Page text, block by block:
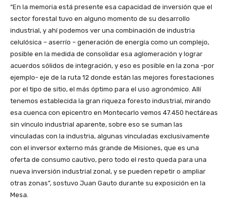
“En la memoria está presente esa capacidad de inversión que el
sector forestal tuvo en alguno momento de su desarrollo
industrial, y ahí podemos ver una combinación de industria
celulósica – aserrío – generación de energía como un complejo,
posible en la medida de consolidar esa aglomeración y lograr
acuerdos sólidos de integración, y eso es posible en la zona -por
ejemplo- eje de la ruta 12 donde están las mejores forestaciones
por el tipo de sitio, el más óptimo para el uso agronómico. Allí
tenemos establecida la gran riqueza foresto industrial, mirando
esa cuenca con epicentro en Montecarlo vemos 47.450 hectáreas
sin vínculo industrial aparente, sobre eso se suman las
vinculadas con la industria, algunas vinculadas exclusivamente
con el inversor externo más grande de Misiones, que es una
oferta de consumo cautivo, pero todo el resto queda para una
nueva inversión industrial zonal, y se pueden repetir o ampliar
otras zonas”, sostuvo Juan Gauto durante su exposición en la
Mesa.